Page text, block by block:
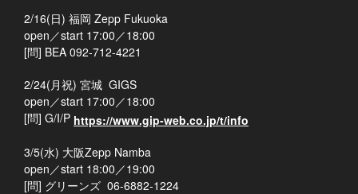
2/16(日) 福岡 Zepp Fukuoka
open／start 17:00／18:00
[問] BEA 092-712-4221
2/24(月祝) 宮城 GIGS
open／start 17:00／18:00
[問] G/I/P https://www.gip-web.co.jp/t/info
3/5(水) 大阪Zepp Namba
open／start 18:00／19:00
[問] グリーンズ 06-6882-1224